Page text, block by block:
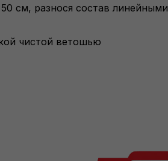
см, разнося состав линейными
чистой ветошью